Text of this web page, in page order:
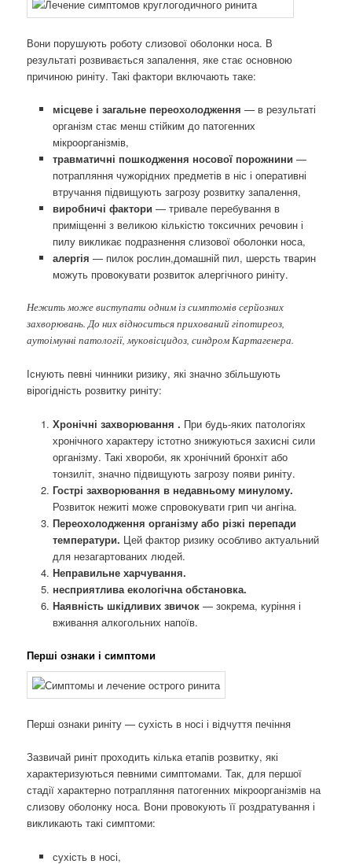
Вони порушують роботу слизової оболонки носа. В
результаті розвивається запалення, яке стає основною
причиною риніту. Такі фактори включають таке:
місцеве і загальне переохолодження — в результаті
організм стає менш стійким до патогенних
мікроорганізмів,
травматичні пошкодження носової порожнини —
потрапляння чужорідних предметів в ніс і оперативні
втручання підвищують загрозу розвитку запалення,
виробничі фактори — тривале перебування в
приміщенні з великою кількістю токсичних речовин і
пилу викликає подразнення слизової оболонки носа,
алергія — пилок рослин,домашній пил, шерсть тварин
можуть провокувати розвиток алергічного риніту.
Нежить може виступати одним із симптомів серйозних
захворювань. До них відноситься прихований гіпотиреоз,
аутоімунні патології, муковісцидоз, синдром Картагенера.
Існують певні чинники ризику, які значно збільшують
вірогідність розвитку риніту:
Хронічні захворювання . При будь-яких патологіях
хронічного характеру істотно знижуються захисні сили
організму. Такі хвороби, як хронічний бронхіт або
тонзиліт, значно підвищують загрозу появи риніту.
Гострі захворювання в недавньому минулому.
Розвиток нежиті може спровокувати грип чи ангіна.
Переохолодження організму або різкі перепади
температури. Цей фактор ризику особливо актуальний
для незагартованих людей.
Неправильне харчування.
несприятлива екологічна обстановка.
Наявність шкідливих звичок — зокрема, куріння і
вживання алкогольних напоїв.
Перші ознаки і симптоми
Перші ознаки риніту — сухість в носі і відчуття печіння
Зазвичай риніт проходить кілька етапів розвитку, які
характеризуються певними симптомами. Так, для першої
стадії характерно потрапляння патогенних мікроорганізмів на
слизову оболонку носа. Вони провокують її роздратування і
викликають такі симптоми:
сухість в носі,